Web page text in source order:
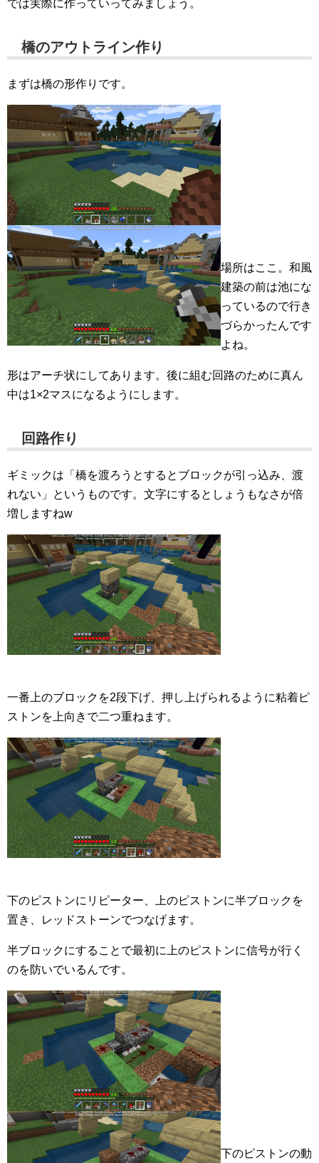
では実際に作っていってみましょう。
橋のアウトライン作り
まずは橋の形作りです。
場所はここ。和風
建築の前は池にな
っているので行き
づらかったんです
よね。
形はアーチ状にしてあります。後に組む回路のために真ん
中は1×2マスになるようにします。
回路作り
ギミックは「橋を渡ろうとするとブロックが引っ込み、渡
れない」というものです。文字にするとしょうもなさが倍
増しますねw
一番上のブロックを2段下げ、押し上げられるように粘着ピ
ストンを上向きで二つ重ねます。
下のピストンにリピーター、上のピストンに半ブロックを
置き、レッドストーンでつなげます。
半ブロックにすることで最初に上のピストンに信号が行く
のを防いでいるんです。
下のピストンの動